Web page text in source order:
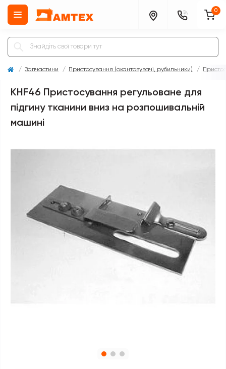
0
Запчастини Пристосування (окантовувачі, рубильники)
KHF46 Пристосування регульоване для
підгину тканини вниз на розпошивальній
машині